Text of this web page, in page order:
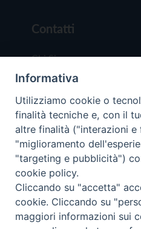
Contatti
Chi Siamo
Redazione
Scrivici
Copyright © 2019 -
Trentina Editrice
Privacy Policy
Informativa
Utilizziamo cookie o
finalità tecniche e, con il
altre finalità ("interazioni e
"miglioramento
"targeting e pubblicità")
cookie policy.
Cliccando su "accetta"
cookie. Cliccando su
maggiori informazioni sui